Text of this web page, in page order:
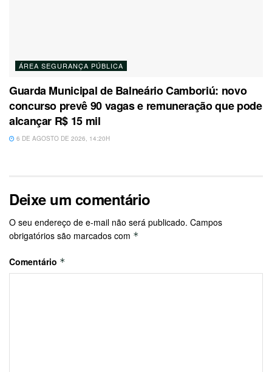
ÁREA SEGURANÇA PÚBLICA
Guarda Municipal de Balneário Camboriú: novo
concurso prevê 90 vagas e remuneração que pode
alcançar R$ 15 mil
6 DE AGOSTO DE 2026, 14:20H
Deixe um comentário
O seu endereço de e-mail não será publicado. Campos
obrigatórios são marcados com *
Comentário *